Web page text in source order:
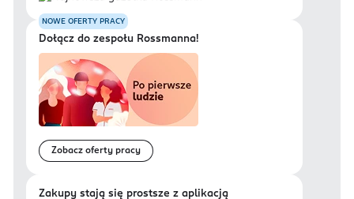
NOWE OFERTY PRACY
Dołącz do zespołu Rossmanna!
Zobacz oferty pracy
Zakupy stają się prostsze z aplikacją